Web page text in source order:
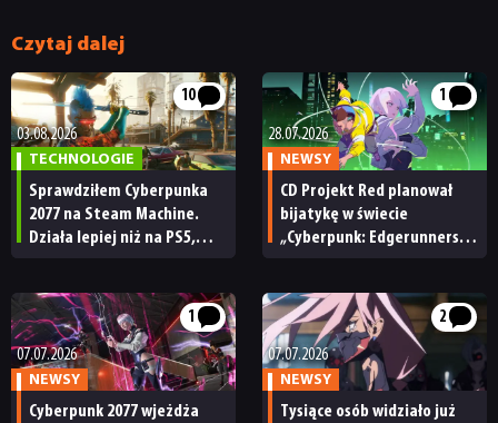
Czytaj dalej
10
03.08.2026
TECHNOLOGIE
Sprawdziłem Cyberpunka
2077 na Steam Machine.
Działa lepiej niż na PS5,
1
28.07.2026
NEWSY
CD Projekt Red planował
bijatykę w świecie
„Cyberpunk: Edgerunners”.
Shantae
1
07.07.2026
NEWSY
Cyberpunk 2077 wjeżdża
2
07.07.2026
NEWSY
Tysiące osób widziało już